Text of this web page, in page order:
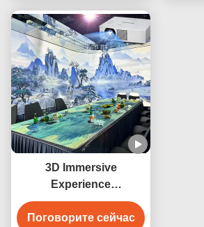
интерактивный
проектор для
столовой
3D Immersive
Experience
Проекционный зал
Интерактивная
Поговорите сейчас